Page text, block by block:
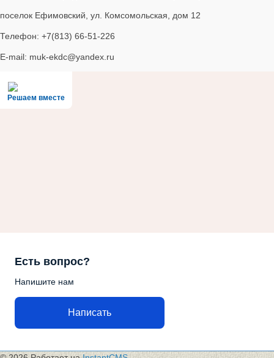
поселок Ефимовский, ул. Комсомольская, дом 12
Телефон: +7(813) 66-51-226
E-mail: muk-ekdc@yandex.ru
Решаем вместе
Есть вопрос?
Напишите нам
Написать